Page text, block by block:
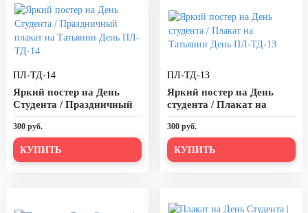
7 ноября, День Октябрьской
революции
10 ноября, День сотрудника органов
13 ноября, День Войск РХБЗ
19 ноября, День Ракетных Войск и
Артиллерии
День матери (последнее воскресенье
ноября)
ПЛ-ТД-14
Яркий постер на День
Студента / Праздничный
ПЛ-ТД-14
300 руб.
КУПИТЬ
ПЛ-ТД-13
Яркий постер на День
студента / Плакат на
300 руб.
КУПИТЬ